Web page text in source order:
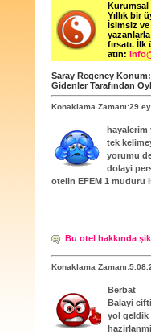
Kurumsal
Yıllık bir
İsimsiz ve
fırsatı.
atın:
Saray Regency Konum:
Gidenler Tarafından
Konaklama Zamanı:29
hayalerim
tek
yorumu
dolayi
otelin EFEM 1 muduru
Bu otel hakkında
Konaklama
Berbat
Balayi
yol geldik